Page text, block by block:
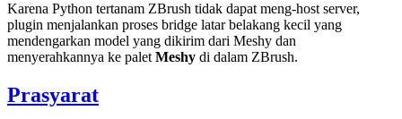
Karena Python tertanam ZBrush tidak dapat meng-host server,
plugin menjalankan proses bridge latar belakang kecil yang
mendengarkan model yang dikirim dari Meshy dan
menyerahkannya ke palet Meshy di dalam ZBrush.
Prasyarat